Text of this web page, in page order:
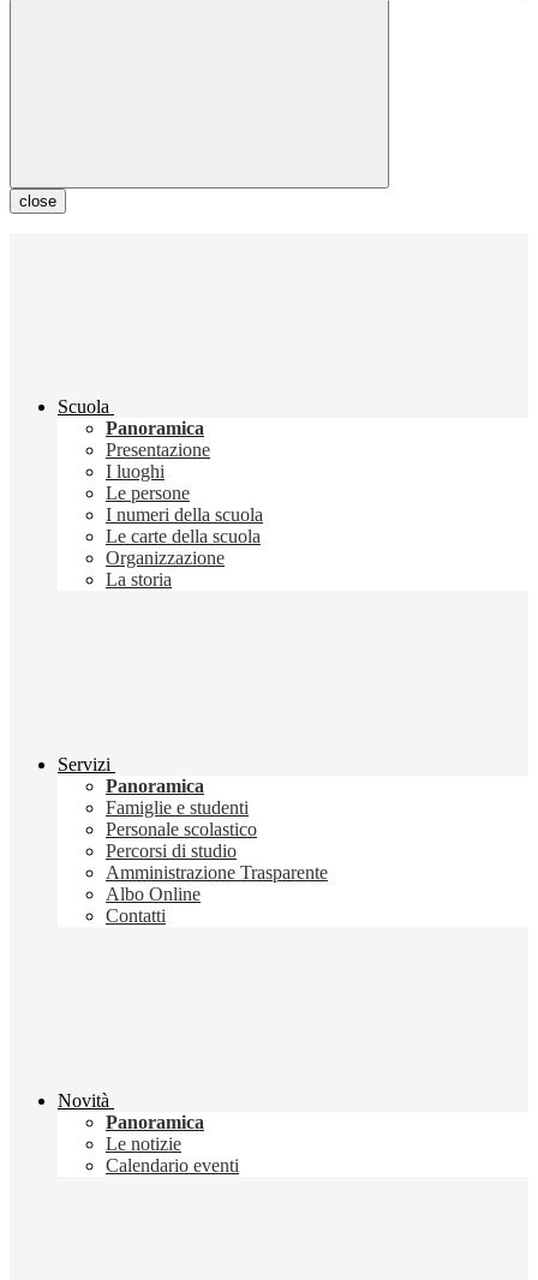
close
Scuola
Panoramica
Presentazione
I luoghi
Le persone
I numeri della scuola
Le carte della scuola
Organizzazione
La storia
Servizi
Panoramica
Famiglie e studenti
Personale scolastico
Percorsi di studio
Amministrazione Trasparente
Albo Online
Contatti
Novità
Panoramica
Le notizie
Calendario eventi